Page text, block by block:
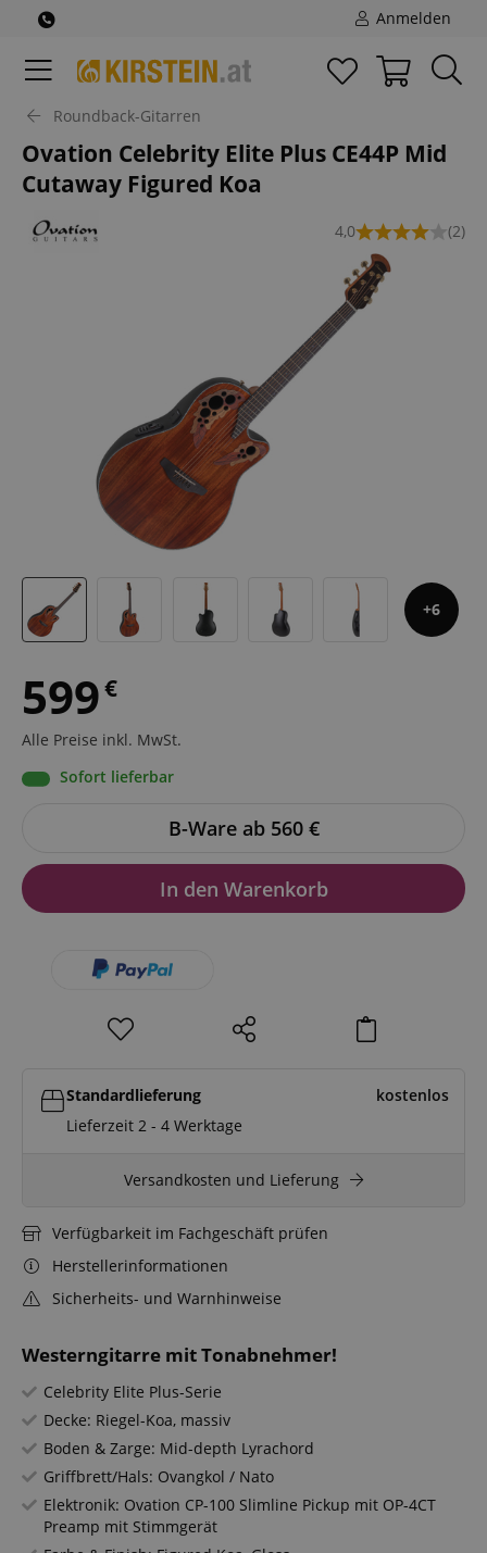
Anmelden
Roundback-Gitarren
Ovation Celebrity Elite Plus CE44P Mid
Cutaway Figured Koa
4,0 (2)
6
Westerngitarre mit Tonabnehmer!
Celebrity Elite Plus-Serie
Decke: Riegel-Koa, massiv
Boden & Zarge: Mid-depth Lyrachord
Griffbrett/Hals: Ovangkol / Nato
Elektronik: Ovation CP-100 Slimline Pickup mit OP-4CT
Preamp mit Stimmgerät
599€
Alle Preise inkl. MwSt.
Sofort lieferbar
B-Ware ab 560 €
In den Warenkorb
Standardlieferung
kostenlos
Lieferzeit 2 - 4 Werktage
Versandkosten und Lieferung
Verfügbarkeit im Fachgeschäft prüfen
Herstellerinformationen
Sicherheits- und Warnhinweise